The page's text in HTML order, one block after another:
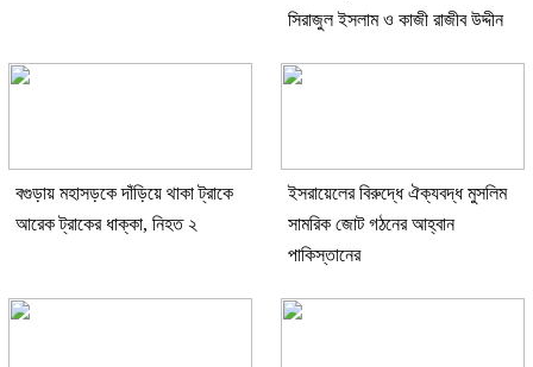
সিরাজুল ইসলাম ও কাজী রাজীব উদ্দীন
বগুড়ায় মহাসড়কে দাঁড়িয়ে থাকা ট্রাকে
আরেক ট্রাকের ধাক্কা, নিহত ২
ইসরায়েলের বিরুদ্ধে ঐক্যবদ্ধ মুসলিম
সামরিক জোট গঠনের আহ্বান
পাকিস্তানের